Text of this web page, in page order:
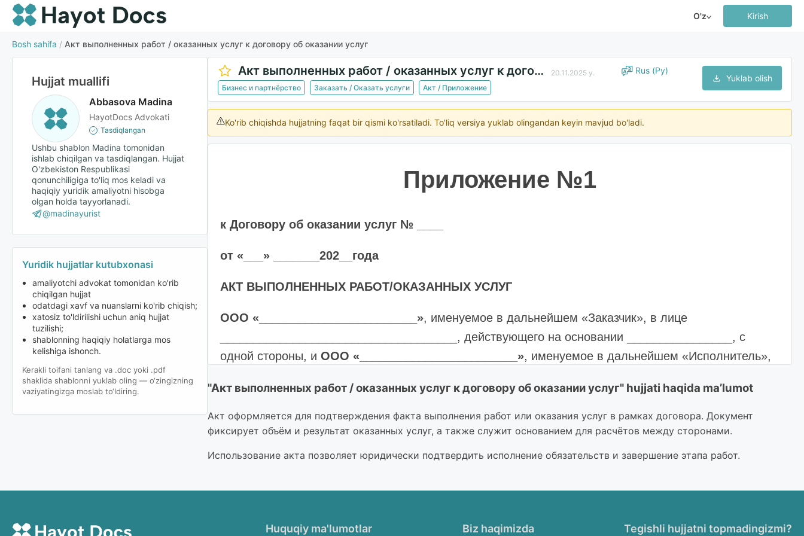
O'z Kirish
Bosh sahifa / Акт выполненных работ / оказанных услуг к договору об оказании услуг
Hujjat muallifi
Abbasova Madina
HayotDocs Advokati
Tasdiqlangan
Ushbu shablon Madina tomonidan
ishlab chiqilgan va tasdiqlangan. Hujjat
O'zbekiston Respublikasi
qonunchiligiga to'liq mos keladi va
haqiqiy yuridik amaliyotni hisobga
olgan holda tayyorlanadi.
@madinayurist
Yuridik hujjatlar kutubxonasi
amaliyotchi advokat tomonidan ko'rib
chiqilgan hujjat
odatdagi xavf va nuanslarni ko'rib chiqish;
xatosiz to'ldirilishi uchun aniq hujjat
tuzilishi;
shablonning haqiqiy holatlarga mos
kelishiga ishonch.
Kerakli toifani tanlang va .doc yoki .pdf
shaklida shablonni yuklab oling — o‘zingizning
vaziyatingizga moslab to‘ldiring.
Акт выполненных работ / оказанных услуг к договору об оказании услуг 20.11.2025 y. Rus (Ру)
Бизнес и партнёрство Заказать / Оказать услуги Акт / Приложение
Yuklab olish
Ko'rib chiqishda hujjatning faqat bir qismi ko'rsatiladi. To'liq versiya yuklab olingandan keyin mavjud bo'ladi.
Приложение №1
к Договору об оказании услуг № ____
от «___» _______202__года
АКТ ВЫПОЛНЕННЫХ РАБОТ/ОКАЗАННЫХ УСЛУГ
OOO «________________________», именуемое в дальнейшем «Заказчик», в лице
____________________________________, действующего на основании ________________, с
одной стороны, и OOO «________________________», именуемое в дальнейшем «Исполнитель»,
с другой стороны, составили настоящий акт выполненных работ/оказанных услуг (далее -
Акт) о том, что Работы /Услуги по Договору об оказании услуг № __ от ____ оказаны
Исполнителем в соответствии в нижеследующем объеме:
№ пп Наименование работ, услуг Стоимость работ (услуг) НДС
Общая стоимость с НДС
"Акт выполненных работ / оказанных услуг к договору об оказании услуг" hujjati haqida ma’lumot
Акт оформляется для подтверждения факта выполнения работ или оказания услуг в рамках договора. Документ
фиксирует объём и результат оказанных услуг, а также служит основанием для расчётов между сторонами.
Использование акта позволяет юридически подтвердить исполнение обязательств и завершение этапа работ.
Huquqiy ma'lumotlar Biz haqimizda Tegishli hujjatni topmadingizmi?